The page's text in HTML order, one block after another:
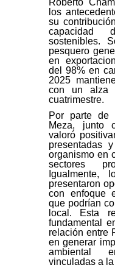
los
su
capacidad
sostenibles.
pesquero
en
del 98% en
2025
con un alza
cuatrimestre.
Por parte de
Meza, junto
valoró
presentadas
organismo en
sectores
Igualmente,
presentaron
con enfoque
que podrían
local. Esta
fundamental
relación entre
en generar
ambiental
vinculadas a